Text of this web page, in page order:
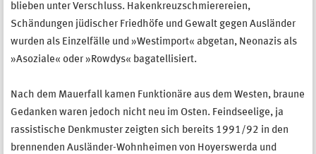
blieben unter Verschluss. Hakenkreuzschmierereien,
Schändungen jüdischer Friedhöfe und Gewalt gegen Ausländer
wurden als Einzelfälle und »Westimport« abgetan, Neonazis als
»Asoziale« oder »Rowdys« bagatellisiert.
Nach dem Mauerfall kamen Funktionäre aus dem Westen, braune
Gedanken waren jedoch nicht neu im Osten. Feindseelige, ja
rassistische Denkmuster zeigten sich bereits 1991/92 in den
brennenden Ausländer-Wohnheimen von Hoyerswerda und